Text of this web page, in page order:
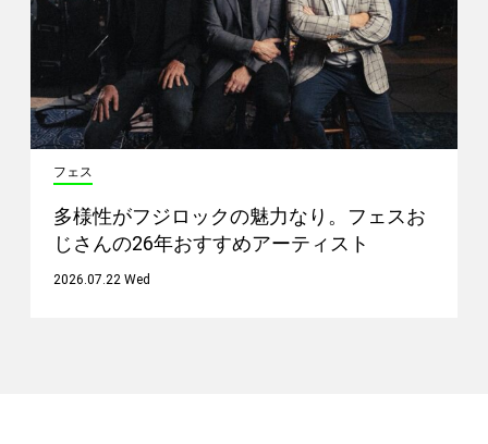
フェス
多様性がフジロックの魅力なり。フェスお
じさんの26年おすすめアーティスト
2026.07.22 Wed